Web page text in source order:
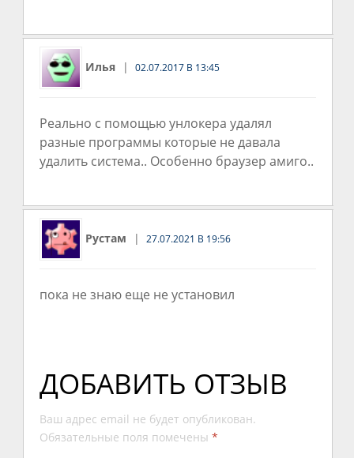
Илья 02.07.2017 В 13:45
Реально с помощью унлокера удалял
разные программы которые не давала
удалить система.. Особенно браузер амиго..
Рустам 27.07.2021 В 19:56
пока не знаю еще не установил
ДОБАВИТЬ ОТЗЫВ
Ваш адрес email не будет опубликован.
Обязательные поля помечены *